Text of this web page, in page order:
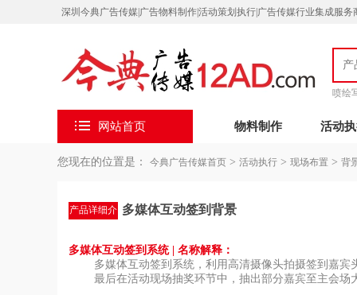
深圳今典广告传媒|广告物料制作|活动策划执行|广告传媒行业集成服务
喷绘
网站首页 物料制作 活动
您现在的位置是： 今典广告传媒首页 > 活动执行 > 现场布置 > 背
产品详细介 多媒体互动签到背景
多媒体互动签到系统 | 名称解释：
多媒体互动签到系统，利用高清摄像头拍摄签到嘉宾
最后在活动现场抽奖环节中，抽出部分嘉宾至主会场